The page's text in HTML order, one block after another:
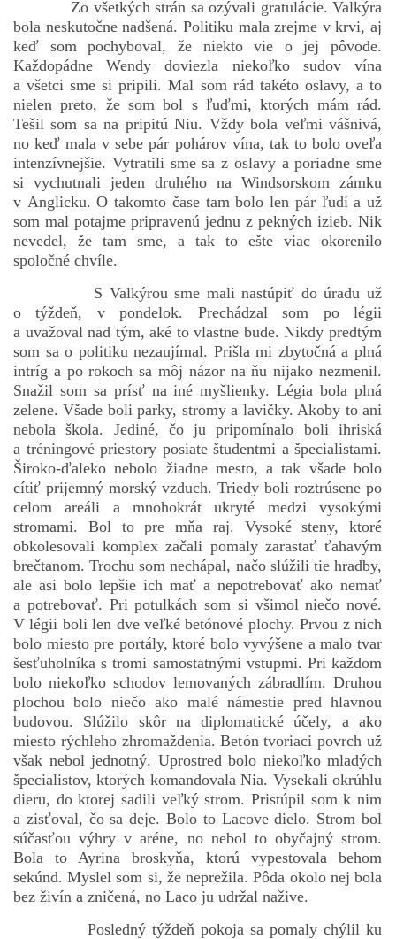
Zo všetkých strán sa ozývali gratulácie. Valkýra
bola neskutočne nadšená. Politiku mala zrejme v krvi, aj
keď som pochyboval, že niekto vie o jej pôvode.
Každopádne Wendy doviezla niekoľko sudov vína
a všetci sme si pripili. Mal som rád takéto oslavy, a to
nielen preto, že som bol s ľuďmi, ktorých mám rád.
Tešil som sa na pripitú Niu. Vždy bola veľmi vášnivá,
no keď mala v sebe pár pohárov vína, tak to bolo oveľa
intenzívnejšie. Vytratili sme sa z oslavy a poriadne sme
si vychutnali jeden druhého na Windsorskom zámku
v Anglicku. O takomto čase tam bolo len pár ľudí a už
som mal potajme pripravenú jednu z pekných izieb. Nik
nevedel, že tam sme, a tak to ešte viac okorenilo
spoločné chvíle.
S Valkýrou sme mali nastúpiť do úradu už
o týždeň, v pondelok. Prechádzal som po légii
a uvažoval nad tým, aké to vlastne bude. Nikdy predtým
som sa o politiku nezaujímal. Prišla mi zbytočná a plná
intríg a po rokoch sa môj názor na ňu nijako nezmenil.
Snažil som sa prísť na iné myšlienky. Légia bola plná
zelene. Všade boli parky, stromy a lavičky. Akoby to ani
nebola škola. Jediné, čo ju pripomínalo boli ihriská
a tréningové priestory posiate študentmi a špecialistami.
Široko-ďaleko nebolo žiadne mesto, a tak všade bolo
cítiť prijemný morský vzduch. Triedy boli roztrúsene po
celom areáli a mnohokrát ukryté medzi vysokými
stromami. Bol to pre mňa raj. Vysoké steny, ktoré
obkolesovali komplex začali pomaly zarastať ťahavým
brečtanom. Trochu som nechápal, načo slúžili tie hradby,
ale asi bolo lepšie ich mať a nepotrebovať ako nemať
a potrebovať. Pri potulkách som si všimol niečo nové.
V légii boli len dve veľké betónové plochy. Prvou z nich
bolo miesto pre portály, ktoré bolo vyvýšene a malo tvar
šesťuholníka s tromi samostatnými vstupmi. Pri každom
bolo niekoľko schodov lemovaných zábradlím. Druhou
plochou bolo niečo ako malé námestie pred hlavnou
budovou. Slúžilo skôr na diplomatické účely, a ako
miesto rýchleho zhromaždenia. Betón tvoriaci povrch už
však nebol jednotný. Uprostred bolo niekoľko mladých
špecialistov, ktorých komandovala Nia. Vysekali okrúhlu
dieru, do ktorej sadili veľký strom. Pristúpil som k nim
a zisťoval, čo sa deje. Bolo to Lacove dielo. Strom bol
súčasťou výhry v aréne, no nebol to obyčajný strom.
Bola to Ayrina broskyňa, ktorú vypestovala behom
sekúnd. Myslel som si, že neprežila. Pôda okolo nej bola
bez živín a zničená, no Laco ju udržal nažive.
Posledný týždeň pokoja sa pomaly chýlil ku